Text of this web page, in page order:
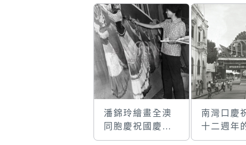
潘錦玲繪畫全澳
同胞慶祝國慶大
會場戶外大型彩
南灣口慶
十二週年
牌樓